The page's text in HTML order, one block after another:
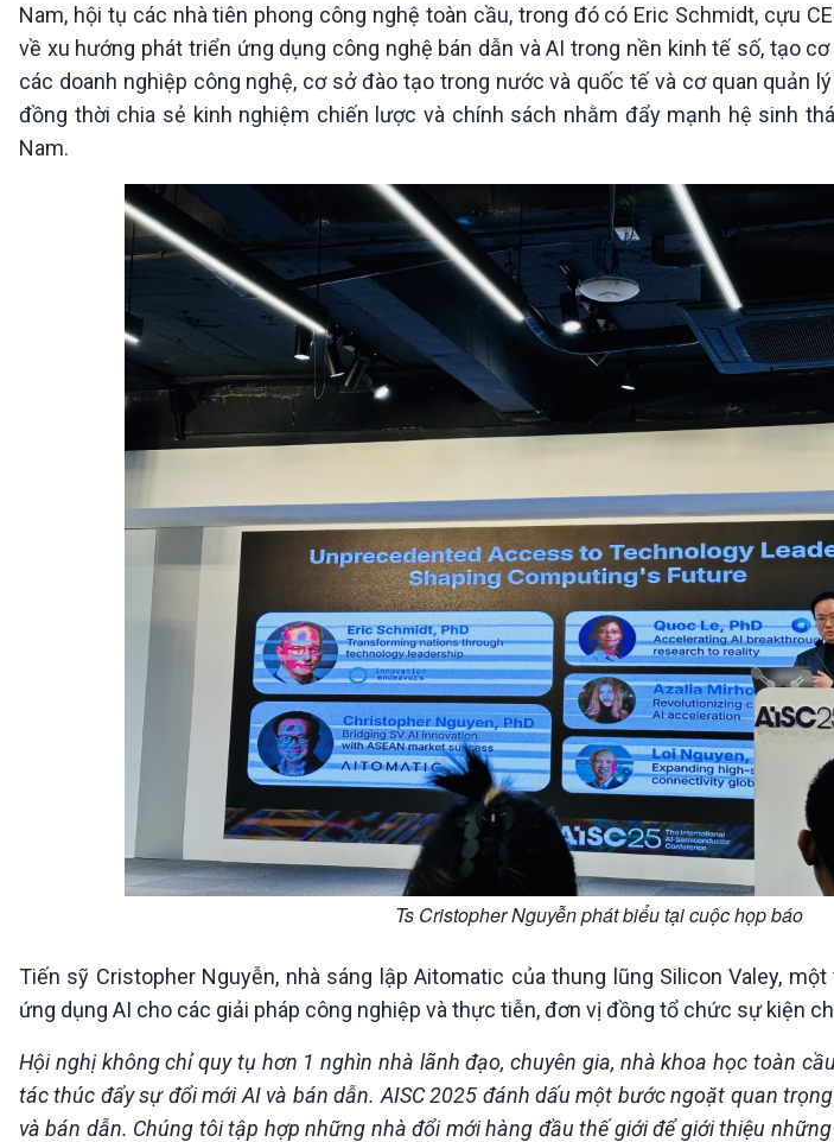
Nam, hội tụ các nhà tiên phong công nghệ toàn cầu, trong đó có Eric Schmidt, cựu
về xu hướng phát triển ứng dụng công nghệ bán dẫn và AI trong nền kinh tế số, tạo
các doanh nghiệp công nghệ, cơ sở đào tạo trong nước và quốc tế và cơ quan quản
đồng thời chia sẻ kinh nghiệm chiến lược và chính sách nhằm đẩy mạnh hệ sinh
Nam.
Ts Cristopher Nguyễn phát biểu tại cuộc họp báo
Tiến sỹ Cristopher Nguyễn, nhà sáng lập Aitomatic của thung lũng Silicon Valey,
ứng dụng AI cho các giải pháp công nghiệp và thực tiễn, đơn vị đồng tổ chức sự kiện
Hội nghị không chỉ quy tụ hơn 1 nghìn nhà lãnh đạo, chuyên gia, nhà khoa học toàn
tác thúc đẩy sự đổi mới AI và bán dẫn. AISC 2025 đánh dấu một bước ngoặt quan
và bán dẫn. Chúng tôi tập hợp những nhà đổi mới hàng đầu thế giới để giới thiệu